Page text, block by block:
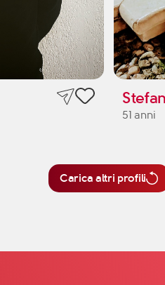
51 anni
Carica altri profili